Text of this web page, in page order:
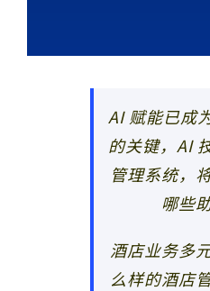
AI 赋能已成
的关键，AI
管理系统，
哪些
酒店业务多
么样的酒店